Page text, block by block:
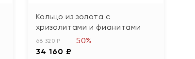
Кольцо из золота с
хризолитами и фианитами
68 320 ₽
34 160 ₽
-50%